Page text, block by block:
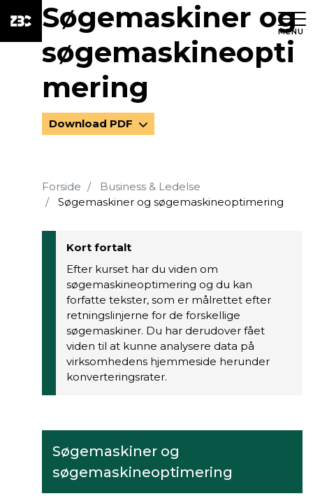
MENU
Søgemaskiner og
søgemaskineopti
mering
Download PDF
Forside
Business & Ledelse
Søgemaskiner og søgemaskineoptimering
Kort fortalt
Efter kurset har du viden om
søgemaskineoptimering og du kan
forfatte tekster, som er målrettet efter
retningslinjerne for de forskellige
søgemaskiner. Du har derudover fået
viden til at kunne analysere data på
virksomhedens hjemmeside herunder
konverteringsrater.
Søgemaskiner og
søgemaskineoptimering